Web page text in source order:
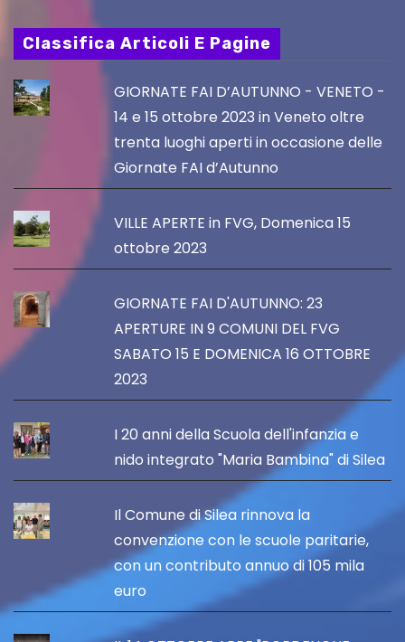
Classifica Articoli E Pagine
GIORNATE FAI D’AUTUNNO - VENETO -
14 e 15 ottobre 2023 in Veneto oltre
trenta luoghi aperti in occasione delle
Giornate FAI d’Autunno
VILLE APERTE in FVG, Domenica 15
ottobre 2023
GIORNATE FAI D'AUTUNNO: 23
APERTURE IN 9 COMUNI DEL FVG
SABATO 15 E DOMENICA 16 OTTOBRE
2023
I 20 anni della Scuola dell'infanzia e
nido integrato "Maria Bambina" di Silea
Il Comune di Silea rinnova la
convenzione con le scuole paritarie,
con un contributo annuo di 105 mila
euro